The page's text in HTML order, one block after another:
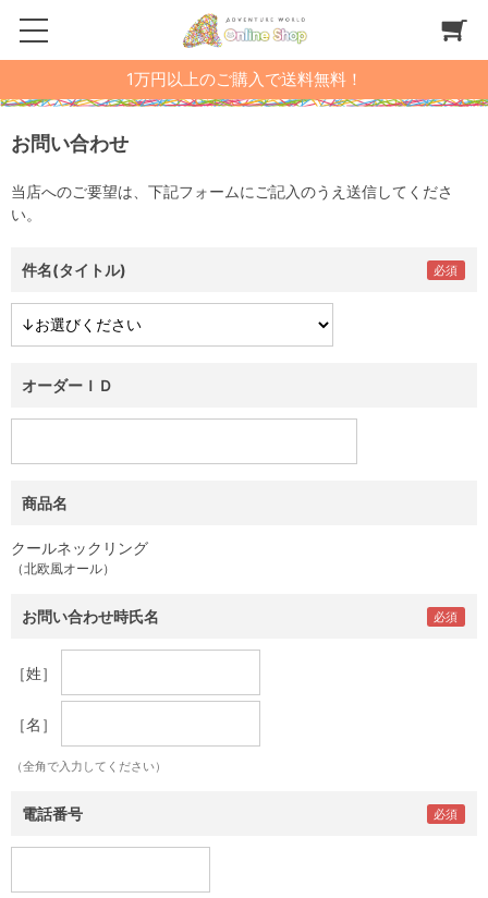
1万円以上のご購入で送料無料！
お問い合わせ
当店へのご要望は、下記フォームにご記入のうえ送信してくださ
い。
件名(タイトル)
オーダーＩＤ
商品名
クールネックリング
（北欧風オール）
お問い合わせ時氏名
［姓］
［名］
（全角で入力してください）
電話番号